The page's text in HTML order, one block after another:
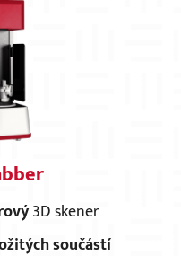
3D skener
součástí